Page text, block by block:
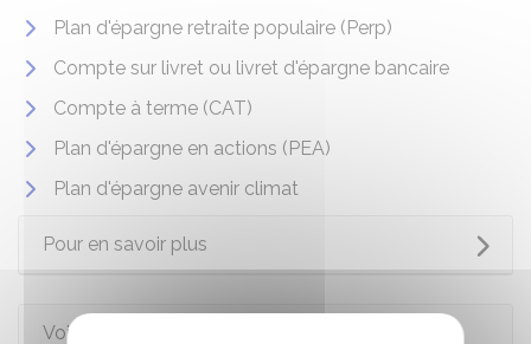
Plan d'épargne retraite populaire (Perp)
Compte sur livret ou livret d'épargne bancaire
Compte à terme (CAT)
Plan d'épargne en actions (PEA)
Plan d'épargne avenir climat
Pour en savoir plus
Voir aussi